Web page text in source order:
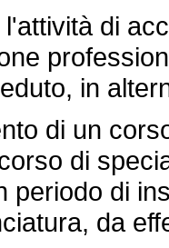
di
in
di un
di
periodo di
da